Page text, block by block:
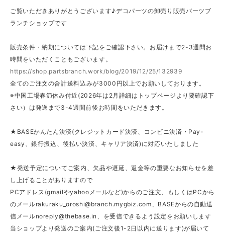
ご覧いただきありがとうございます♪デコパーツの卸売り販売パーツブ
ランチショップです
販売条件・納期については下記をご確認下さい。お届けまで2-3週間お
時間をいただくこともございます。
https://shop.partsbranch.work/blog/2019/12/25/132939
全てのご注文の合計送料込みが3000円以上でお願いしております。
※中国工場春節休み付近(2026年は2月詳細はトップページより要確認下
さい）は発送まで3-4週間前後お時間をいただきます。
★BASEかんたん決済(クレジットカード決済、コンビニ決済・Pay-
easy、銀行振込、後払い決済、キャリア決済)に対応いたしました
★発送予定についてご案内、欠品や遅延、返金等の重要なお知らせを差
し上げることがありますので
PCアドレス(gmailやyahooメールなど)からのご注文、もしくはPCから
のメールrakuraku_oroshi@branch.mygbiz.com、BASEからの自動送
信メールnoreply@thebase.in 、を受信できるよう設定をお願いします
当ショップより発送のご案内(ご注文後1-2日以内に送ります)が届いて